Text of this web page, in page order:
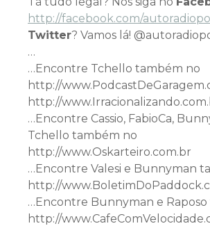
http://facebook.com/
Twitter? Vamos lá!
…
…Encontre Tchello também no
http://
http://
…Encontre Cassio, FabioCa,
Tchello também no
http://www.Oskarteiro.com.br
…Encontre Valesi e Bunnyman
http://
…Encontre Bunnyman e
http://